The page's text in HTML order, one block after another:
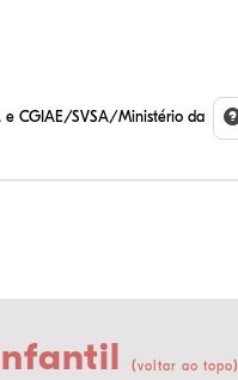
e CGIAE/SVSA/Ministério da
(voltar ao topo)